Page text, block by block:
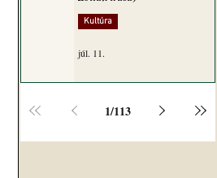
Kultúra
júl. 11.
1/113